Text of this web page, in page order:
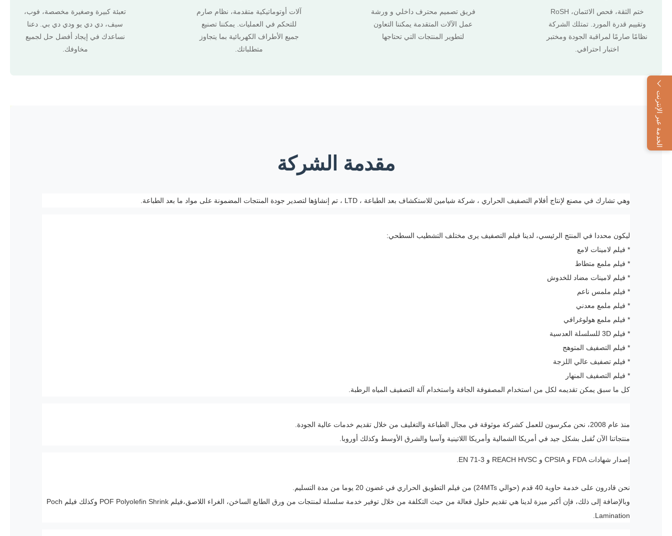
الخدمة عبر الإنترنت
ختم الثقة، فحص الائتمان، RoSH
وتقييم قدرة المورد. تمتلك الشركة
نظامًا صارمًا لمراقبة الجودة ومختبر
اختبار احترافي.
فريق تصميم محترف داخلي و ورشة
عمل الآلات المتقدمة يمكننا التعاون
لتطوير المنتجات التي تحتاجها
آلات أوتوماتيكية متقدمة، نظام صارم
للتحكم في العمليات. يمكننا تصنيع
جميع الأطراف الكهربائية بما يتجاوز
متطلباتك.
تعبئة كبيرة وصغيرة مخصصة، فوب،
سيف، دي دي يو ودي دي بي. دعنا
نساعدك في إيجاد أفضل حل لجميع
مخاوفك.
مقدمة الشركة
وهي تشارك في مصنع لإنتاج أفلام التصفيف الحراري ، شركة شيامين للاستكشاف بعد الطباعة ، LTD ، تم إنشاؤها لتصدير جودة المنتجات المضمونة على مواد ما بعد الطباعة.
ليكون محددا في المنتج الرئيسي، لدينا فيلم التصفيف يرى مختلف التشطيب السطحي:
* فيلم لامينات لامع
* فيلم ملمع متطاط
* فيلم لامينات مضاد للخدوش
* فيلم ملمس ناعم
* فيلم ملمع معدني
* فيلم ملمع هولوغرافي
* فيلم 3D للسلسلة العدسية
* فيلم التصفيف المتوهج
* فيلم تصفيف عالي اللزجة
* فيلم التصفيف المنهار
كل ما سبق يمكن تقديمه لكل من استخدام المصفوفة الجافة واستخدام آلة التصفيف المياه الرطبة.
منذ عام 2008، نحن مكرسون للعمل كشركة موثوقة في مجال الطباعة والتغليف من خلال تقديم خدمات عالية الجودة.
منتجاتنا الآن تُقبل بشكل جيد في أمريكا الشمالية وأمريكا اللاتينية وآسيا والشرق الأوسط وكذلك أوروبا.
إصدار شهادات FDA و CPSIA و REACH HVSC و EN 71-3.
نحن قادرون على خدمة حاوية 40 قدم (حوالي 24MTs) من فيلم التطويق الحراري في غضون 20 يوما من مدة التسليم.
وبالإضافة إلى ذلك، فإن أكبر ميزة لدينا هي تقديم حلول فعالة من حيث التكلفة من خلال توفير خدمة سلسلة لمنتجات من ورق الطابع الساخن، الغراء اللاصق،فيلم POF Polyolefin Shrink وكذلك فيلم Poch
Lamination.